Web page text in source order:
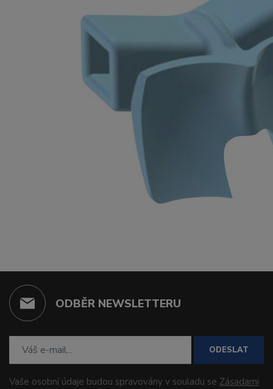
ODBĚR NEWSLETTERU
ODESLAT
Vaše osobní údaje budou spravovány v souladu se Zásadami